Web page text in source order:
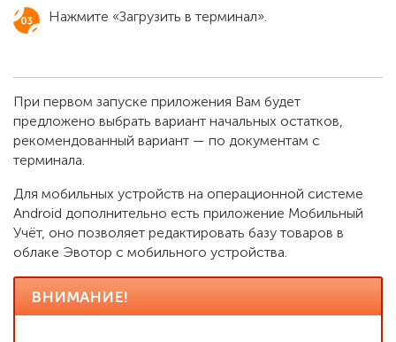
Нажмите «Загрузить в терминал».
При первом запуске приложения Вам будет
предложено выбрать вариант начальных остатков,
рекомендованный вариант — по документам с
терминала.
Для мобильных устройств на операционной системе
Android дополнительно есть приложение Мобильный
Учёт, оно позволяет редактировать базу товаров в
облаке Эвотор с мобильного устройства.
ВНИМАНИЕ!